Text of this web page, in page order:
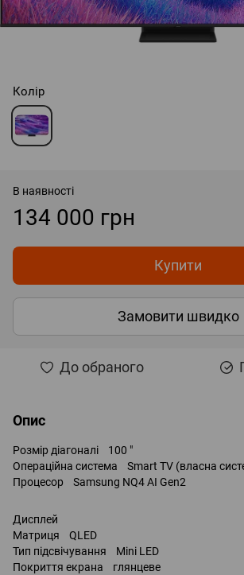
Колір
В наявності
134 000 грн
Купити
Замовити швидко
До обраного
Опис
Розмір діагоналі 100 "
Операційна система Smart TV (власна
Процесор Samsung NQ4 AI Gen2
Дисплей
Матриця QLED
Тип підсвічування Mini LED
Покриття екрана глянцеве